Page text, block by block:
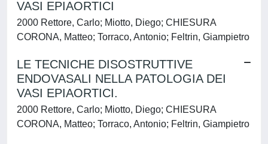
VASI EPIAORTICI
2000 Rettore, Carlo; Miotto, Diego; CHIESURA
CORONA, Matteo; Torraco, Antonio; Feltrin, Giampietro
LE TECNICHE DISOSTRUTTIVE
ENDOVASALI NELLA PATOLOGIA DEI
VASI EPIAORTICI.
2000 Rettore, Carlo; Miotto, Diego; CHIESURA
CORONA, Matteo; Torraco, Antonio; Feltrin, Giampietro